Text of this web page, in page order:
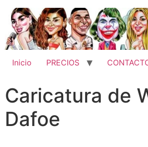
Inicio PRECIOS
Caricatura de
Dafoe